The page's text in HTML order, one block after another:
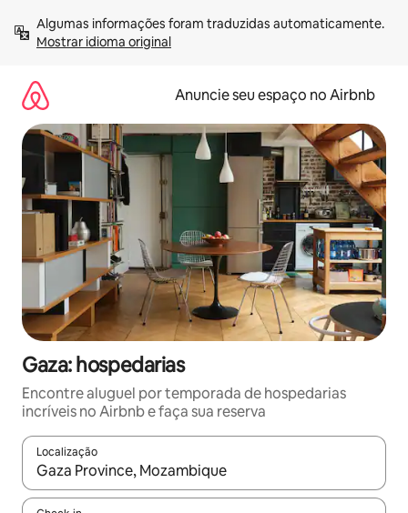
para
Mostrar idioma original
Anuncie seu espaço no Airbnb
Gaza: hospedarias
Encontre aluguel por temporada de hospedarias
incríveis no Airbnb e faça sua reserva
Localização
Quando os resultados estiverem disponíveis, explore-os